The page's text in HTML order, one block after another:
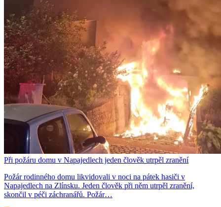
Při požáru domu v Napajedlech jeden člověk utrpěl zranění
Požár rodinného domu likvidovali v noci na pátek hasiči v
Napajedlech na Zlínsku. Jeden člověk při něm utrpěl zranění,
skončil v péči záchranářů. Požár…